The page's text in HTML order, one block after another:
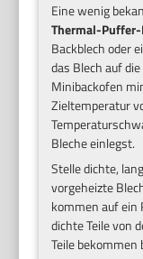
Eine wenig
Thermal-
Backblech oder
das Blech auf
Minibackofen
Zieltemperatur
Bleche einlegst.
Stelle dichte,
vorgeheizte
kommen auf ein
dichte Teile von
Teile